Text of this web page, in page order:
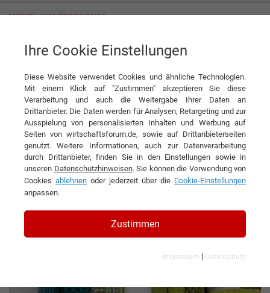
Wie man in 300 Jahren den Start-Up-Spirit nicht verliert
Interview DELIUS GmbH & Co. KG
DIESEN ARTIKEL EMPFEHLEN
Wie man in 300 Jahren den Start-
Up-Spirit nicht verliert
Interview mit Dr. Marc Schmidt, Kai
Hofmeister und Sylke Mikolajczak, DELIUS
GmbH & Co. KG
Ihre Cookie Einstellungen
Diese Website verwendet Cookies und ähnliche Technologien.
Mit einem Klick auf "Zustimmen" akzeptieren Sie diese
Verarbeitung und auch die Weitergabe Ihrer Daten an
Drittanbieter. Die Daten werden für Analysen, Retargeting und zur
Ausspielung von personalisierten Inhalten und Werbung auf
Seiten von wirtschaftsforum.de, sowie auf Drittanbieterseiten
genutzt. Weitere Informationen, auch zur Datenverarbeitung
durch Drittanbieter, finden Sie in den Einstellungen sowie in
unseren Datenschutzhinweisen. Sie können die Verwendung von
Cookies ablehnen oder jederzeit über die Cookie-Einstellungen
anpassen.
Zustimmen
Impressum | Datenschutz